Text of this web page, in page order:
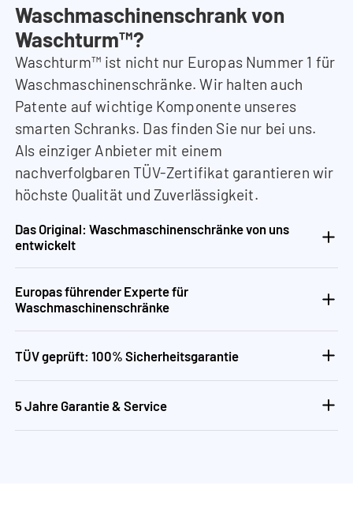
Waschmaschinenschrank von
Waschturm™?
Waschturm™ ist nicht nur Europas Nummer 1 für
Waschmaschinenschränke. Wir halten auch
Patente auf wichtige Komponente unseres
smarten Schranks. Das finden Sie nur bei uns.
Als einziger Anbieter mit einem
nachverfolgbaren TÜV-Zertifikat garantieren wir
höchste Qualität und Zuverlässigkeit.
Das Original: Waschmaschinenschränke von uns
entwickelt
Europas führender Experte für
Waschmaschinenschränke
TÜV geprüft: 100% Sicherheitsgarantie
5 Jahre Garantie & Service